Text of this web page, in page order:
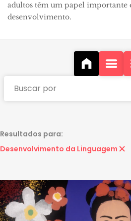
adultos têm um papel importante
desenvolvimento.
Buscar por
Resultados para:
Desenvolvimento da Linguagem